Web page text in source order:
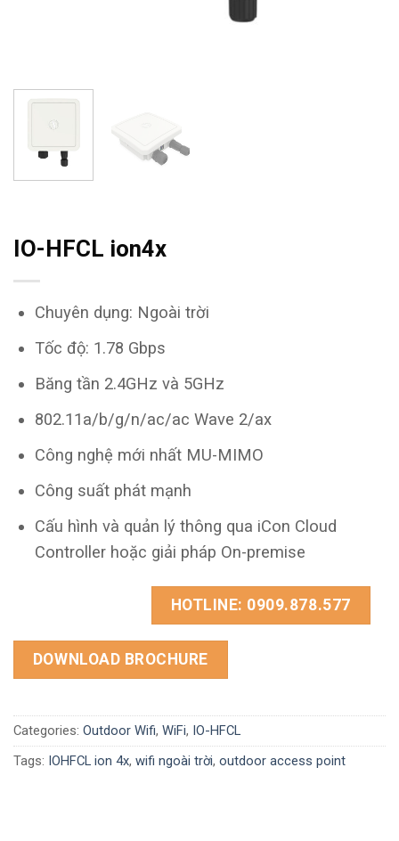
IO-HFCL ion4x
Chuyên dụng: Ngoài trời
Tốc độ: 1.78 Gbps
Băng tần 2.4GHz và 5GHz
802.11a/b/g/n/ac/ac Wave 2/ax
Công nghệ mới nhất MU-MIMO
Công suất phát mạnh
Cấu hình và quản lý thông qua iCon Cloud
Controller hoặc giải pháp On-premise
HOTLINE: 0909.878.577
DOWNLOAD BROCHURE
Categories: Outdoor Wifi, WiFi, IO-HFCL
Tags: IOHFCL ion 4x, wifi ngoài trời, outdoor access point